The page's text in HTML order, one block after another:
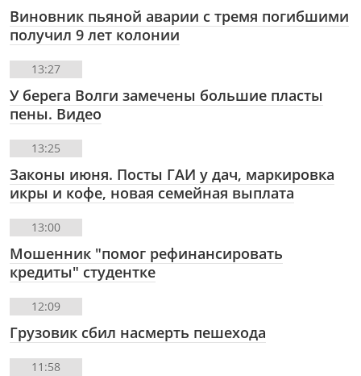
Виновник пьяной аварии с тремя погибшими
получил 9 лет колонии
13:27
У берега Волги замечены большие пласты
пены. Видео
13:25
Законы июня. Посты ГАИ у дач, маркировка
икры и кофе, новая семейная выплата
13:00
Мошенник "помог рефинансировать
кредиты" студентке
12:09
Грузовик сбил насмерть пешехода
11:58